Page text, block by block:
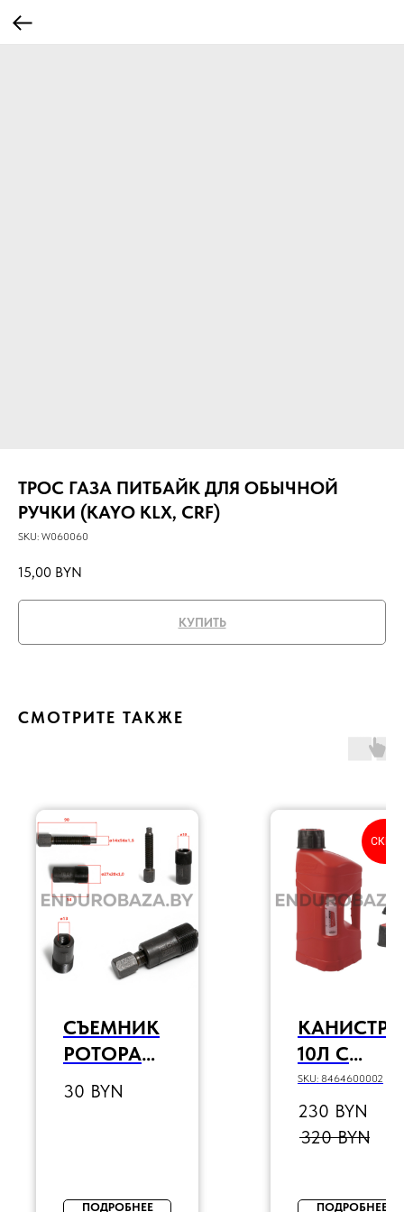
ТРОС ГАЗА ПИТБАЙК ДЛЯ ОБЫЧНОЙ
РУЧКИ (KAYO KLX, CRF)
SKU: W060060
15,00 BYN
КУПИТЬ
СМОТРИТЕ ТАКЖЕ
СЪЕМНИК
РОТОРА
ДЛЯ
ПИТБАЙКА
30 BYN
ПОДРОБНЕЕ
КАНИСТРА
10Л С
БЫСТРОЗА
ЛИВНЫМ
КЛАПАНО
SKU: 8464600002
230 BYN
320 BYN
ПОДРОБНЕЕ